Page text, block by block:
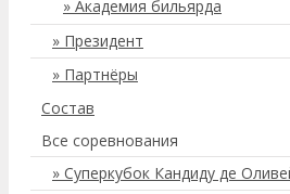
Академия бильярда
Президент
Партнёры
Состав
Все соревнования
Суперкубок Кандиду де